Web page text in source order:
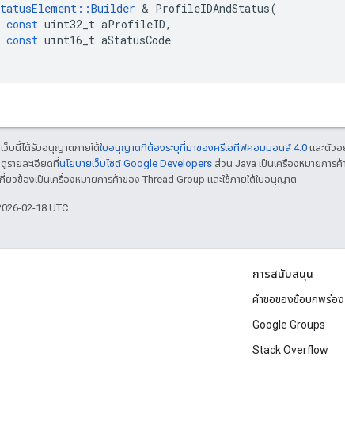
::Builder & ProfileIDAndStatus(
const uint32_t aProfileID,
const uint16_t aStatusCode
ว็บนี้ได้รับอนุญาตภายใต้ใบอนุญาตที่ต้องระบุที่มาของครีเอทีฟคอมมอนส์ 4.0 และตัวอ
รายละเอียดที่นโยบายเว็บไซต์ Google Developers ส่วน Java เป็นเครื่องหมายการ
ยวข้องเป็นเครื่องหมายการค้าของ Thread Group และใช้ภายใต้ใบอนุญาต
02-18 UTC
การสนับสนุน
คำขอของข้อบกพร่อ
Google Groups
Stack Overflow